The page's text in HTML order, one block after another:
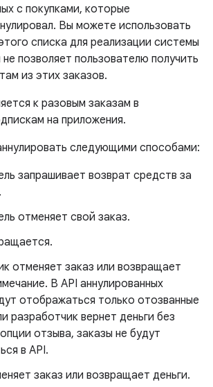
с покупками, которые
Вы можете использовать
списка для реализации системы
позволяет пользователю получить
из этих заказов.
к разовым заказам в
на приложения.
следующими способами:
запрашивает возврат средств за
отменяет свой заказ.
отменяет заказ или возвращает
В API аннулированных
отображаться только отозванные
разработчик вернет деньги без
отзыва, заказы не будут
в API.
заказ или возвращает деньги.